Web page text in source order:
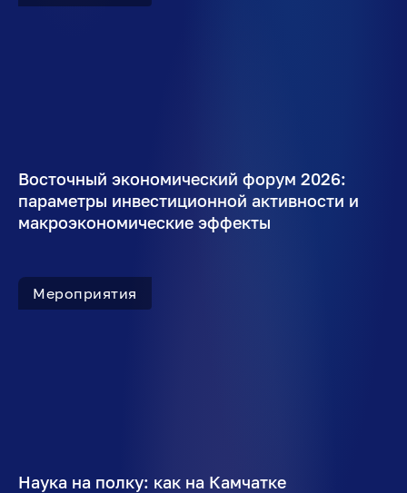
Восточный экономический форум 2026:
параметры инвестиционной активности и
макроэкономические эффекты
Мероприятия
Наука на полку: как на Камчатке